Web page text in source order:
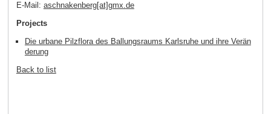
E-Mail: aschnakenberg[at]gmx.de
Projects
Die urbane Pilzflora des Ballungsraums Karlsruhe und ihre Verän
derung
Back to list